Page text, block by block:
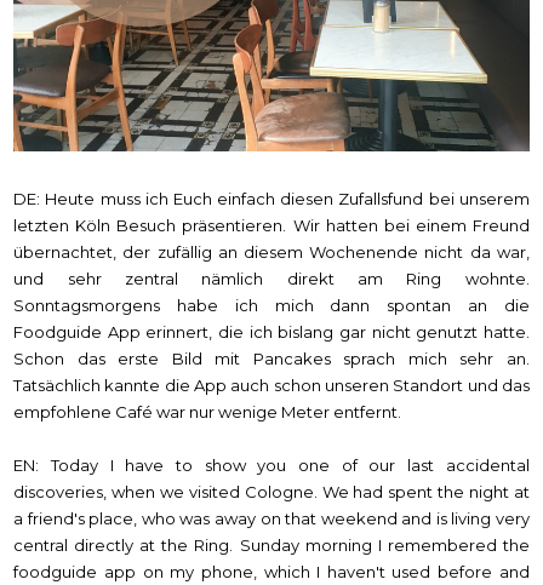
DE: Heute muss ich Euch einfach diesen Zufallsfund bei unserem
letzten Köln Besuch präsentieren. Wir hatten bei einem Freund
übernachtet, der zufällig an diesem Wochenende nicht da war,
und sehr zentral nämlich direkt am Ring wohnte.
Sonntagsmorgens habe ich mich dann spontan an die
Foodguide App erinnert, die ich bislang gar nicht genutzt hatte.
Schon das erste Bild mit Pancakes sprach mich sehr an.
Tatsächlich kannte die App auch schon unseren Standort und das
empfohlene Café war nur wenige Meter entfernt.
EN: Today I have to show you one of our last accidental
discoveries, when we visited Cologne. We had spent the night at
a friend's place, who was away on that weekend and is living very
central directly at the Ring. Sunday morning I remembered the
foodguide app on my phone, which I haven't used before and